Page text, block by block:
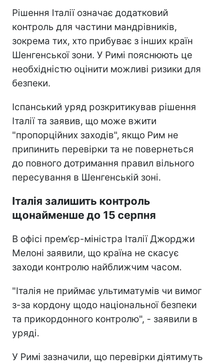
Рішення Італії означає додатковий
контроль для частини мандрівників,
зокрема тих, хто прибуває з інших країн
Шенгенської зони. У Римі пояснюють це
необхідністю оцінити можливі ризики для
безпеки.
Іспанський уряд розкритикував рішення
Італії та заявив, що може вжити
"пропорційних заходів", якщо Рим не
припинить перевірки та не повернеться
до повного дотримання правил вільного
пересування в Шенгенській зоні.
Італія залишить контроль
щонайменше до 15 серпня
В офісі прем’єр-міністра Італії Джорджи
Мелоні заявили, що країна не скасує
заходи контролю найближчим часом.
"Італія не приймає ультиматумів чи вимог
з-за кордону щодо національної безпеки
та прикордонного контролю", - заявили в
уряді.
У Римі зазначили, що перевірки діятимуть